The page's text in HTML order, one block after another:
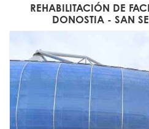
REHABILITACIÓN DE
DONOSTIA - SAN